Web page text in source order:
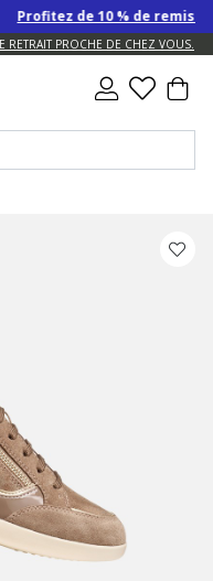
Profitez de 10 % de remise
PROCHE DE CHEZ VOUS.